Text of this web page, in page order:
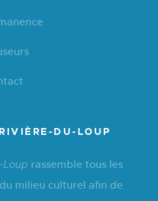
DU-LOUP
Loup rassemble tous les
milieu culturel afin de